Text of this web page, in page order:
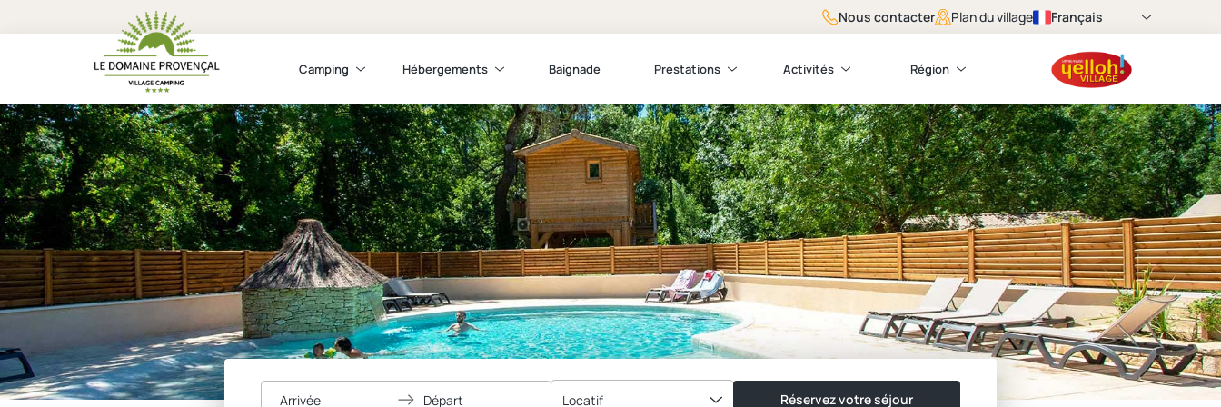
Nous contacter Plan du village Français
Camping Hébergements Baignade Prestations Activités Région
Arrivée Départ Locatif Réservez votre séjour